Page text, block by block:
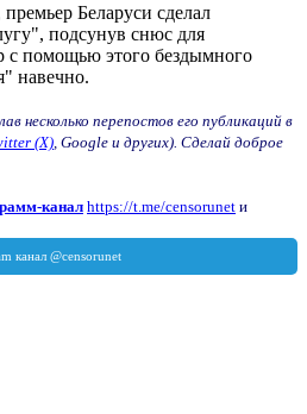
Беларуси сделал
подсунув снюс для
с помощью этого бездымного
навечно.
несколько перепостов его публикаций в
(X) , Google и других). Сделай доброе
канал https://t.me/censorunet и